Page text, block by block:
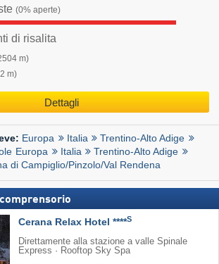
(0% aperte)
di risalita
m)
m)
Dettagli
Europa Italia
Trentino-Alto Adige
Europa Italia
Trentino-Alto Adige
di Campiglio/​Pinzolo/​Val Rendena
Cerana Relax Hotel ****S
Direttamente alla stazione a valle Spinale
Express · Rooftop Sky Spa